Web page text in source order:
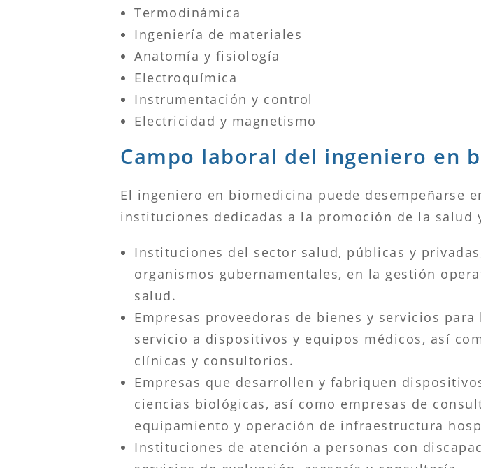
Termodinámica
Ingeniería de materiales
Anatomía y fisiología
Electroquímica
Instrumentación y control
Electricidad y magnetismo
Campo laboral del ingeniero en
El ingeniero en biomedicina puede desempeñarse
instituciones dedicadas a la promoción de la
Instituciones del sector salud, públicas y
organismos gubernamentales, en la gestión
salud.
Empresas proveedoras de bienes y servicios
servicio a dispositivos y equipos médicos, así
clínicas y con­sultorios.
Empresas que desarrollen y fabriquen
ciencias biológicas, así como empresas de
equipamiento y operación de infraestructura
Instituciones de atención a personas con